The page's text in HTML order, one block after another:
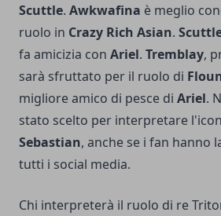
Scuttle. Awkwafina è meglio
ruolo in Crazy Rich Asian.
fa amicizia con Ariel. Tremblay,
sarà sfruttato per il ruolo di
migliore amico di pesce di Ariel.
stato scelto per interpretare
Sebastian, anche se i fan hanno
tutti i social media.
Chi interpreterà il ruolo di re